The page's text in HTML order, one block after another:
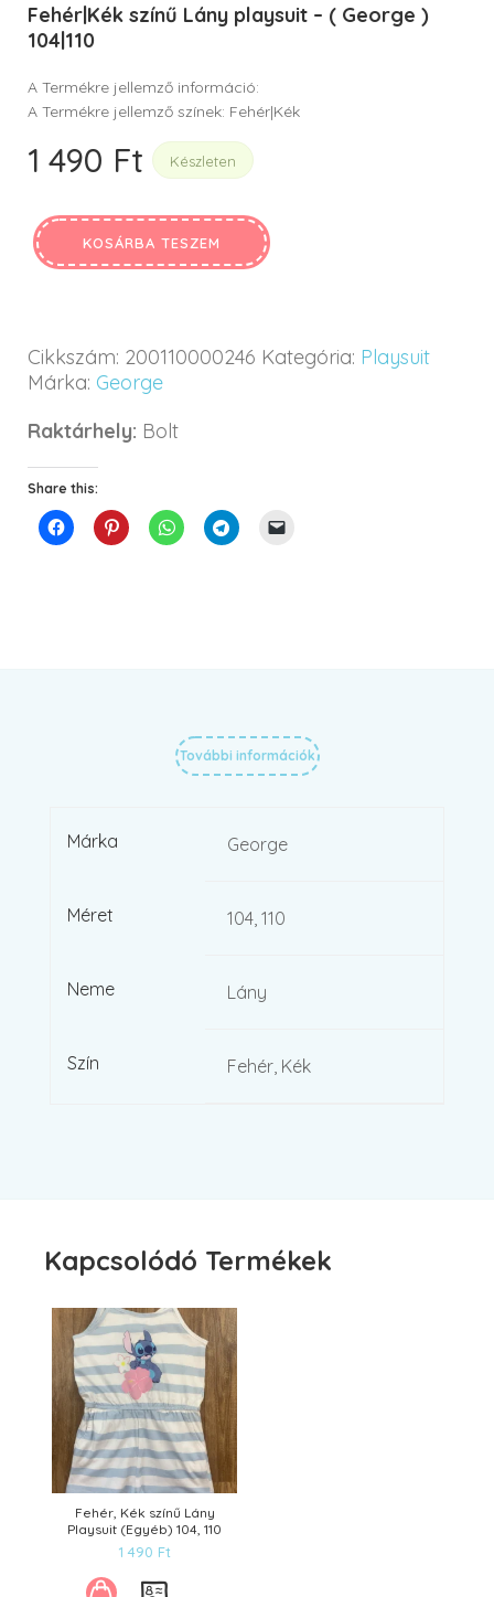
Fehér|Kék színű Lány playsuit – ( George )
104|110
A Termékre jellemző információ:
A Termékre jellemző színek: Fehér|Kék
1 490 Ft Készleten
KOSÁRBA TESZEM
Cikkszám: 200110000246 Kategória: Playsuit
Márka: George
Raktárhely: Bolt
Share this:
További információk
Márka George
Méret 104, 110
Neme Lány
Szín Fehér, Kék
Kapcsolódó Termékek
Fehér, Kék színű Lány
Playsuit (Egyéb) 104, 110
1 490 Ft